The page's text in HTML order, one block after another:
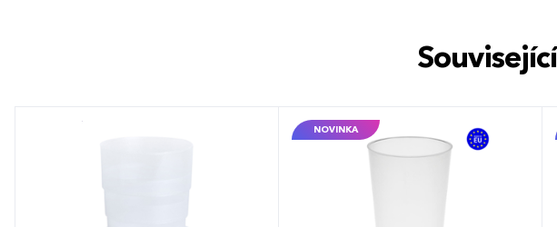
Související
NOVINKA